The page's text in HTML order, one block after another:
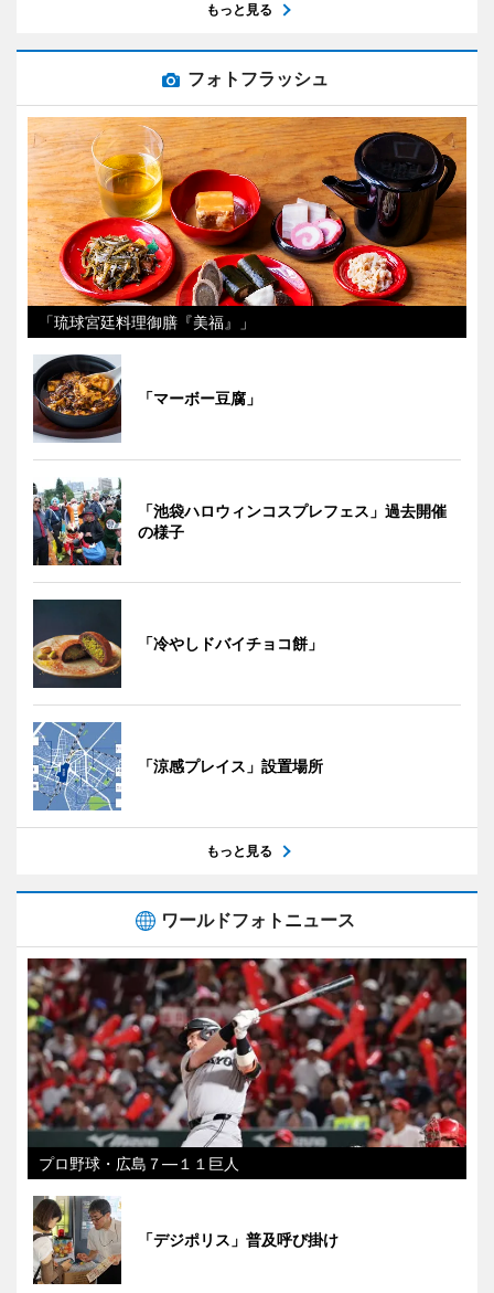
もっと見る
フォトフラッシュ
「琉球宮廷料理御膳『美福』」
「マーボー豆腐」
「池袋ハロウィンコスプレフェス」過去開催
の様子
「冷やしドバイチョコ餅」
「涼感プレイス」設置場所
もっと見る
ワールドフォトニュース
プロ野球・広島７―１１巨人
「デジポリス」普及呼び掛け